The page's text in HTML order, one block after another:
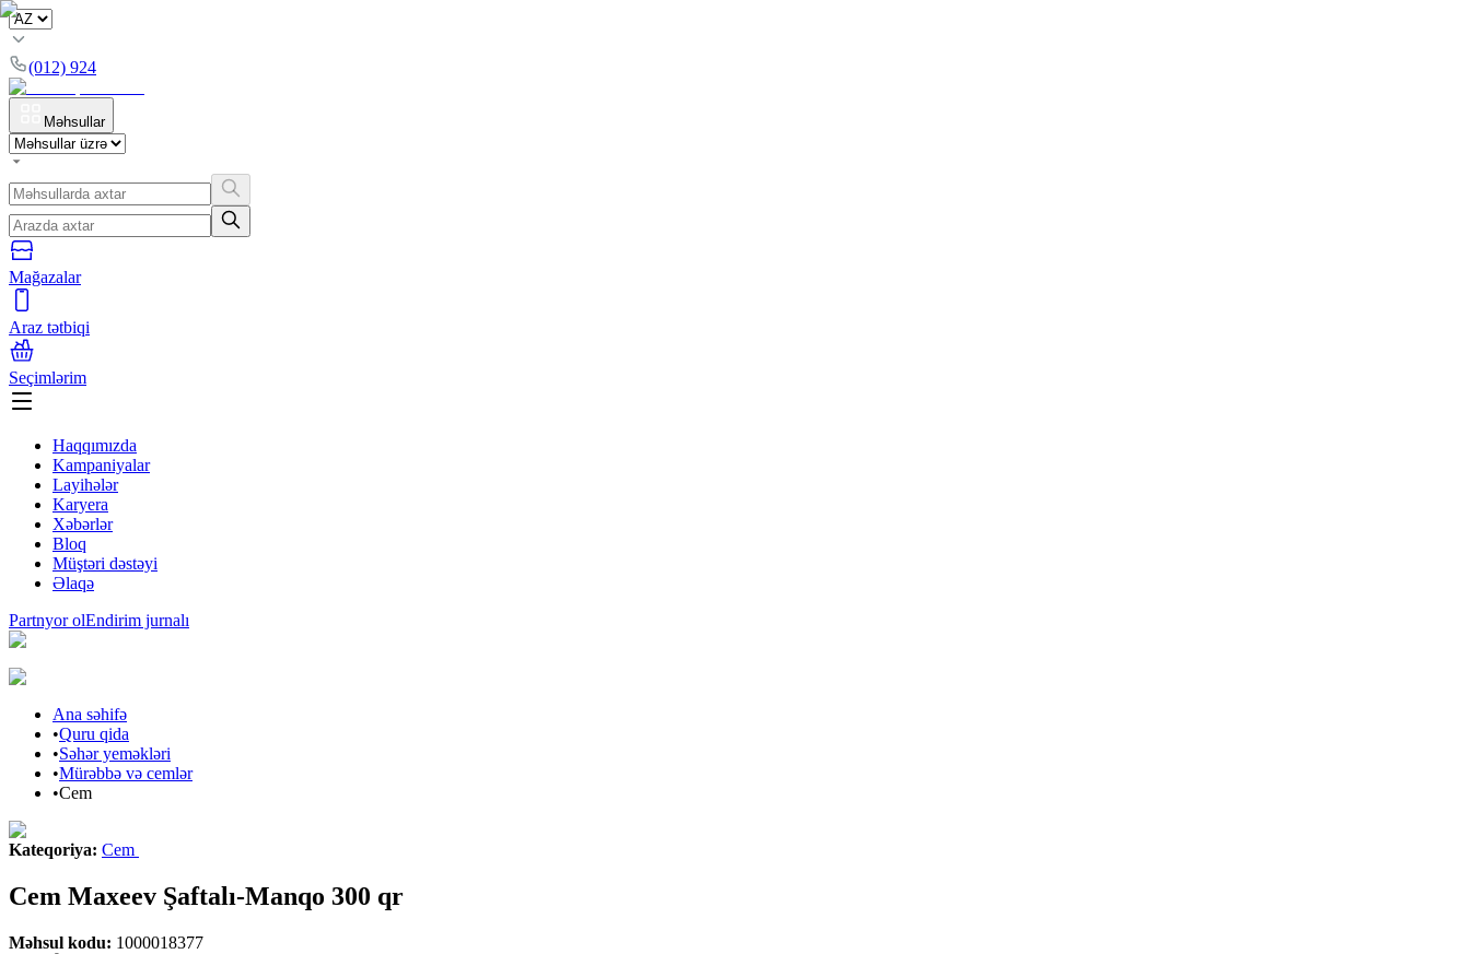
(012) 924
Məhsullar
Mağazalar
Araz tətbiqi
Seçimlərim
Haqqımızda
Kampaniyalar
Layihələr
Karyera
Xəbərlər
Bloq
Müştəri dəstəyi
Əlaqə
Partnyor olEndirim jurnalı
Ana səhifə
•Quru qida
•Səhər yeməkləri
•Mürəbbə və cemlər
•Cem
Kateqoriya: Cem
Cem Maxeev Şaftalı-Manqo 300 qr
Məhsul kodu: 1000018377